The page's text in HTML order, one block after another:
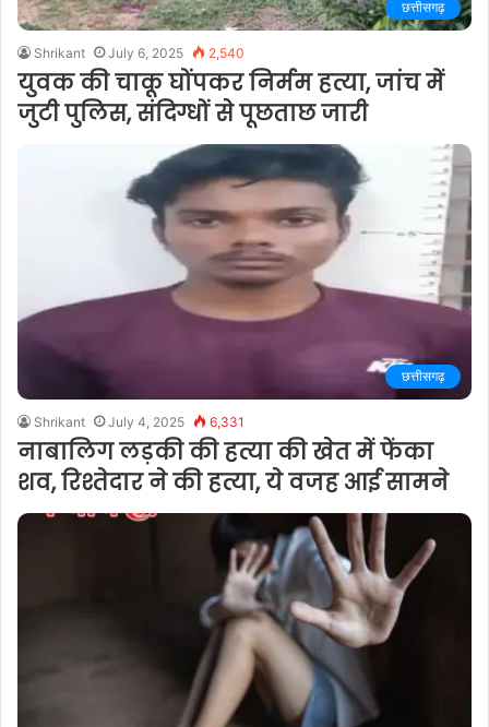
छत्तीसगढ़
Shrikant July 6, 2025 2,540
युवक की चाकू घोंपकर निर्मम हत्या, जांच में
जुटी पुलिस, संदिग्धों से पूछताछ जारी
छत्तीसगढ़
Shrikant July 4, 2025 6,331
नाबालिग लड़की की हत्या की खेत में फेंका
शव, रिश्तेदार ने की हत्या, ये वजह आई सामने